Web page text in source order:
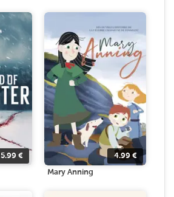
5.99 € 4.99 €
Mary Anning